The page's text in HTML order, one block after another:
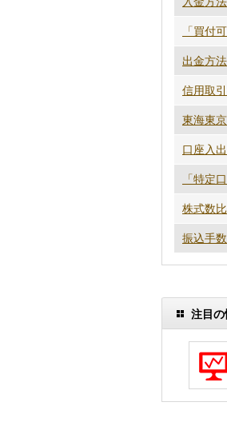
「買付
出金方
信用取
東海東
口座入
「特定
株式数
振込手
注目の